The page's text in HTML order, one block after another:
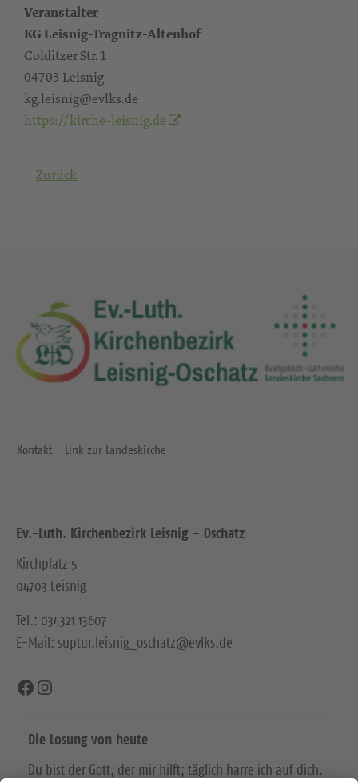
Veranstalter
KG Leisnig-Tragnitz-Altenhof
Colditzer Str. 1
04703 Leisnig
kg.leisnig@evlks.de
https://kirche-leisnig.de
Zurück
Kontakt Link zur Landeskirche
Ev.-Luth. Kirchenbezirk Leisnig – Oschatz
Kirchplatz 5
04703 Leisnig
Tel.: 034321 13607
E-Mail: suptur.leisnig_oschatz@evlks.de
Facebook
Instagram
Die Losung von heute
Du bist der Gott, der mir hilft; täglich harre ich auf dich.